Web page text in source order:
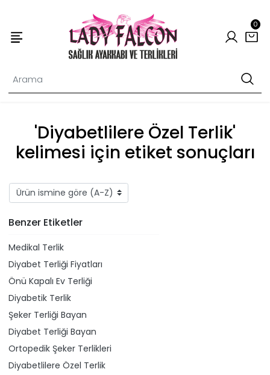
0
'Diyabetlilere Özel Terlik'
kelimesi için etiket sonuçları
Benzer Etiketler
Medikal Terlik
Diyabet Terliği Fiyatları
Önü Kapalı Ev Terliği
Diyabetik Terlik
Şeker Terliği Bayan
Diyabet Terliği Bayan
Ortopedik Şeker Terlikleri
Diyabetlilere Özel Terlik